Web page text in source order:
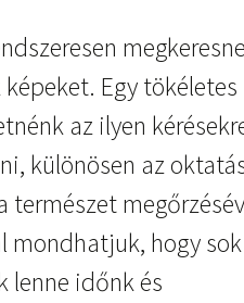
Egy tökéletes
az ilyen
különösen az
természet
mondhatjuk, hogy sok
lenne időnk és